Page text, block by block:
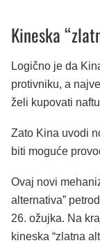
Kineska
Logično je da
protivniku, a
želi kupovati
Zato Kina uvodi
biti moguće
Ovaj novi
alternativa”
26. ožujka. Na
kineska “zlatna